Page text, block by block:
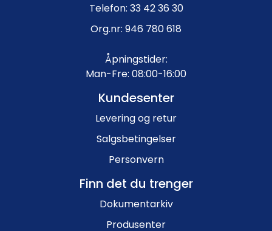
Telefon: 33 42 36 30
Org.nr: 946 780 618
Åpningstider:
Man-Fre: 08:00-16:00
Kundesenter
Levering og retur
Salgsbetingelser
Personvern
Finn det du trenger
Dokumentarkiv
Produsenter